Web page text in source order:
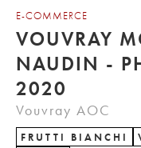
E-COMMERCE
VOUVRAY
NAUDIN -
2020
Vouvray AOC
FRUTTI BIANCHI